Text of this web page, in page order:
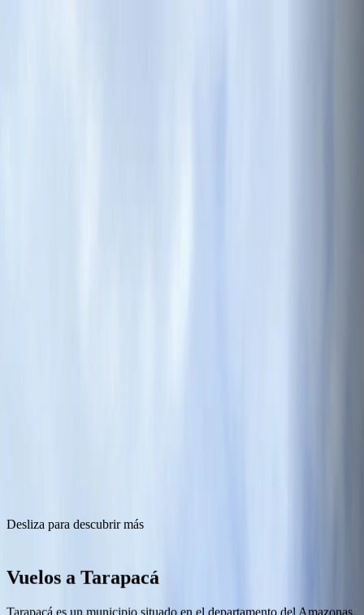
Desliza para descubrir más
Vuelos a Tarapacá
Tarapacá es un municipio situado en el departamento del Amazonas,